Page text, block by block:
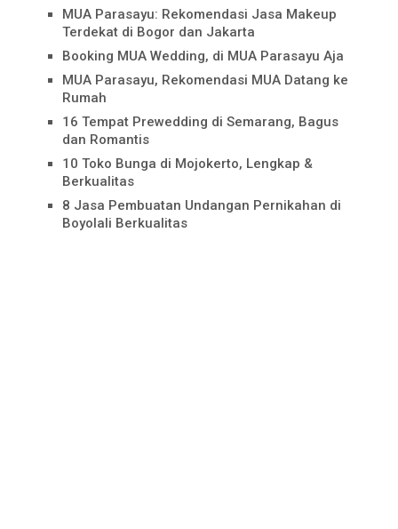
MUA Parasayu: Rekomendasi Jasa Makeup
Terdekat di Bogor dan Jakarta
Booking MUA Wedding, di MUA Parasayu Aja
MUA Parasayu, Rekomendasi MUA Datang ke
Rumah
16 Tempat Prewedding di Semarang, Bagus
dan Romantis
10 Toko Bunga di Mojokerto, Lengkap &
Berkualitas
8 Jasa Pembuatan Undangan Pernikahan di
Boyolali Berkualitas